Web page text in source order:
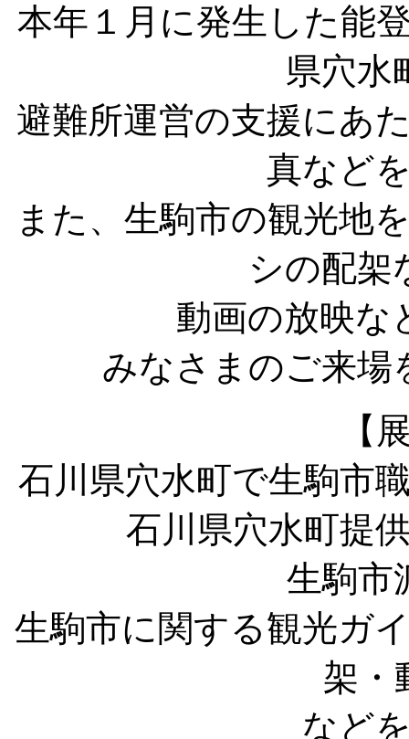
本年１月に発生した能
県穴水
避難所運営の支援にあ
真など
また、生駒市の観光地
シの配架
動画の放映な
みなさまのご来場
【
石川県穴水町で生駒市
石川県穴水町提
生駒市
生駒市に関する観光ガ
架・
など